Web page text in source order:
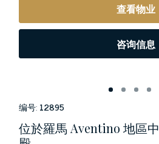
查看物业
咨询信息
编号: 12895
位於羅馬 Aventino 地區